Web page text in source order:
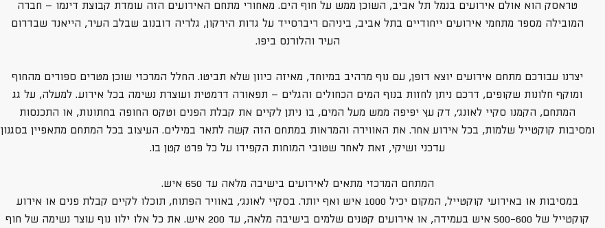
טראסק הוא אולם אירועים בנמל תל אביב, השוכן ממש על חוף הים. מאחורי מתחם האירועים הזה עומדת קבוצת דינמו – חברה
המובילה מספר מתחמי אירועים ייחודיים בתל אביב, ביניהם ריברסייד על גדות הירקון, גלריה דובנוב שבלב העיר, הייאנד שבדרום
העיר והלורנס ביפו.
יצרנו עבורכם מתחם אירועים יוצא דופן, עם נוף מרהיב במיוחד, מאיזה כיוון שלא תביטו. החלל המרכזי שוכן מטרים ספורים מהחוף
ומוקף חלונות שקופים, דרכם ניתן לחזות בנוף המים הכחולים והגלים – תפאורה דרמטית ועוצרת נשימה בכל אירוע. למעלה, על גג
המתחם, הקמנו סקיי לאונג׳, דק עץ יפיפה ממש מעל המים, בו ניתן לקיים את קבלת הפנים וטקס החופה בחתונות, או התכנסות
ומסיבות קוקטייל שלמות, בכל אירוע אחר. את האווירה והמראות במתחם הזה קשה לתאר במילים. העיצוב בכל המתחם מתאפיין בסגנון
עדכני ושיקי, זאת לאחר שטובי המוחות הקפידו על כל פרט קטן בו.
המתחם המרכזי מתאים לאירועים בישיבה מלאה עד 650 איש.
במסיבות או באירועי קוקטייל, המקום יכיל 1000 איש ואף יותר. בסקיי לאונג׳, באוויר הפתוח, תוכלו לקיים קבלת פנים או אירוע
קוקטייל של 500-600 איש בעמידה, או אירועים קטנים שלמים בישיבה מלאה, עד 200 איש. את כל אלו ילוו נוף עוצר נשימה של חוף